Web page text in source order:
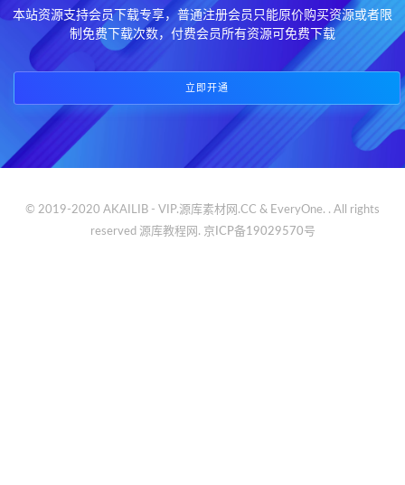
本站资源支持会员下载专享，普通注册会员只能原价购买资源或者限
制免费下载次数，付费会员所有资源可免费下载
立即开通
© 2019-2020 AKAILIB - VIP.源库素材网.CC & EveryOne. . All rights
reserved 源库教程网. 京ICP备19029570号